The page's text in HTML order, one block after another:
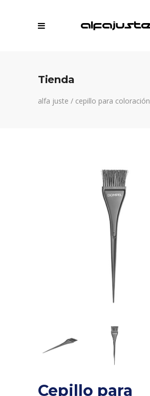
Tienda
alfa juste / cepillo para coloración
Cepillo para